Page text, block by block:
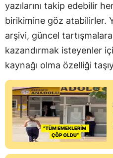
yazılarını takip edebilir
birikimine göz atabilirler.
arşivi, güncel
kazandırmak isteyenler
kaynağı olma özelliği